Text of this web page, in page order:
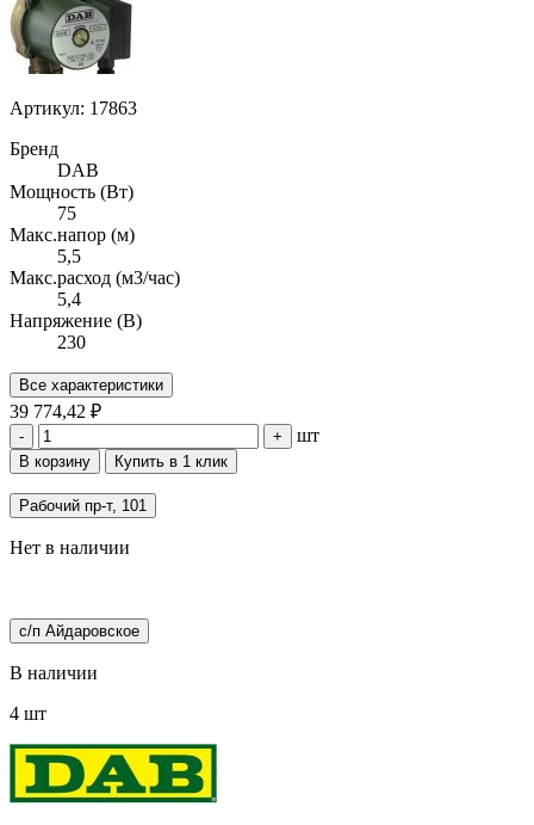
Артикул: 17863
Бренд
DAB
Мощность (Вт)
75
Макс.напор (м)
5,5
Макс.расход (м3/час)
5,4
Напряжение (В)
230
Все характеристики
39 774,42 ₽
- + шт
В корзину Купить в 1 клик
Рабочий пр-т, 101
Нет в наличии
с/п Айдаровское
В наличии
4 шт